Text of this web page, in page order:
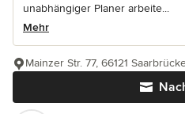
unabhängiger Planer arbeite...
Mehr
Mainzer Str. 77, 66121